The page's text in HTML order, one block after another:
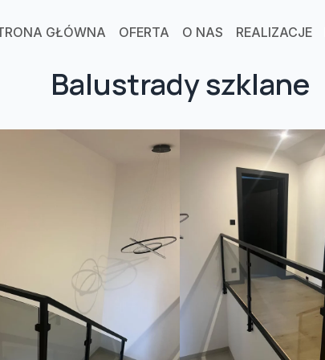
GŁÓWNA OFERTA O NAS REALIZACJE
Balustrady szklane